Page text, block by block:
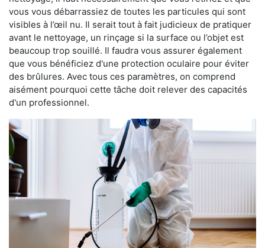
vous vous débarrassiez de toutes les particules qui sont
visibles à l’œil nu. Il serait tout à fait judicieux de pratiquer
avant le nettoyage, un rinçage si la surface ou l’objet est
beaucoup trop souillé. Il faudra vous assurer également
que vous bénéficiez d'une protection oculaire pour éviter
des brûlures. Avec tous ces paramètres, on comprend
aisément pourquoi cette tâche doit relever des capacités
d'un professionnel.